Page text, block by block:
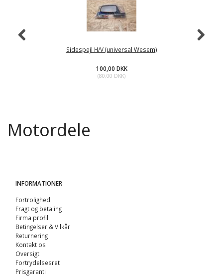
Sidespejl H/V (universal Wesem)
100,00 DKK
(80,00 DKK)
Motordele
INFORMATIONER
Fortrolighed
Fragt og betaling
Firma profil
Betingelser & Vilkår
Returnering
Kontakt os
Oversigt
Fortrydelsesret
Prisgaranti